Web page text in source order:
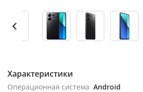
Характеристики
Операционная система Android